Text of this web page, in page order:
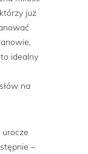
już
idealny
na
urocze
–